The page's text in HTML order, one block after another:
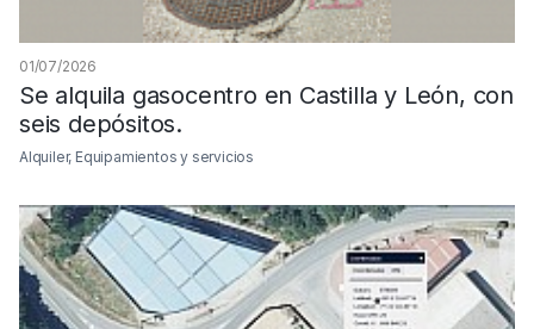
01/07/2026
Se alquila gasocentro en Castilla y León, con
seis depósitos.
Alquiler, Equipamientos y servicios